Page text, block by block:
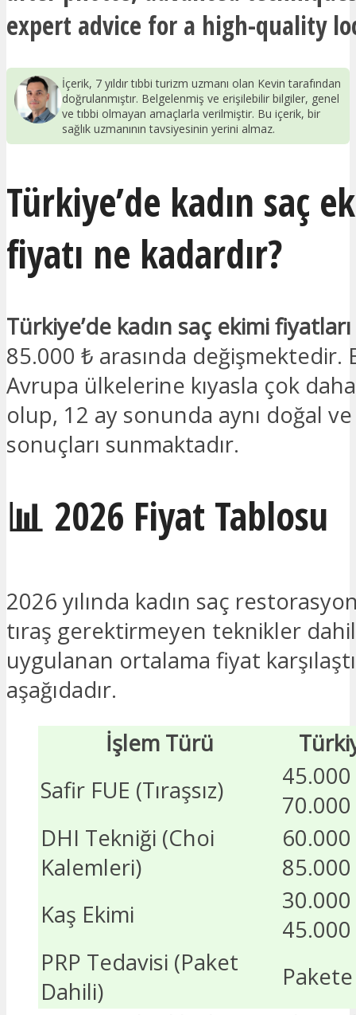
expert advice for a high-quality
İçerik, 7 yıldır tıbbi turizm uzmanı olan Kevin tarafından
doğrulanmıştır. Belgelenmiş ve erişilebilir bilgiler, genel
ve tıbbi olmayan amaçlarla verilmiştir. Bu içerik, bir
sağlık uzmanının tavsiyesinin yerini almaz.
Türkiye’de kadın saç
fiyatı ne kadardır?
Türkiye’de kadın saç ekimi fiyatları
85.000 ₺ arasında değişmektedir.
Avrupa ülkelerine kıyasla çok
olup, 12 ay sonunda aynı doğal
sonuçları sunmaktadır.
📊 2026 Fiyat Tablosu
2026 yılında kadın saç
tıraş gerektirmeyen teknikler
uygulanan ortalama fiyat
aşağıdadır.
İşlem Türü
Safir FUE (Tıraşsız)
45.000
DHI Tekniği (Choi
Kalemleri)
60.000
Kaş Ekimi
30.000
PRP Tedavisi (Paket
Dahili)